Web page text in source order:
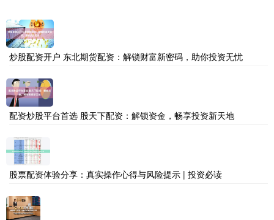
炒股配资开户 东北期货配资：解锁财富新密码，助你投资无忧
配资炒股平台首选 股天下配资：解锁资金，畅享投资新天地
股票配资体验分享：真实操作心得与风险提示 | 投资必读